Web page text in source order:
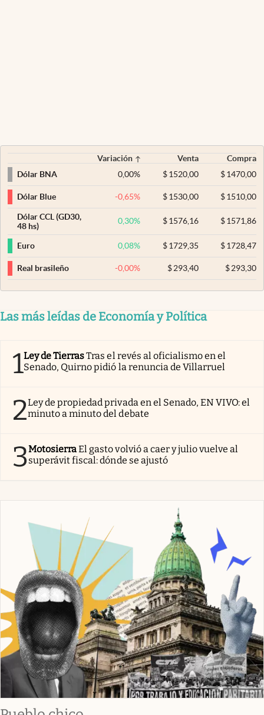
Variación Venta
Compra
Dólar BNA
0,00% $ 1520,00 $1470,00
Dólar Blue -0,65% $ 1530,00 $1510,00
Dólar CCL (GD30,
48 hs)
0,30% $ 1576,16 $1571,86
Euro 0,08% $ 1729,35 $1728,47
Real brasileño -0,00% $ 293,40 $293,30
Las más leídas de Economía y Política
1Ley de TierrasTras el revés al oficialismo en el
Senado, Quirno pidió la renuncia de Villarruel
2Ley de propiedad privada en el Senado, EN VIVO: el
minuto a minuto del debate
3MotosierraEl gasto volvió a caer y julio vuelve al
superávit fiscal: dónde se ajustó